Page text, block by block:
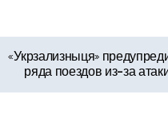
«Укрзализныця»
ряда поездов из-за